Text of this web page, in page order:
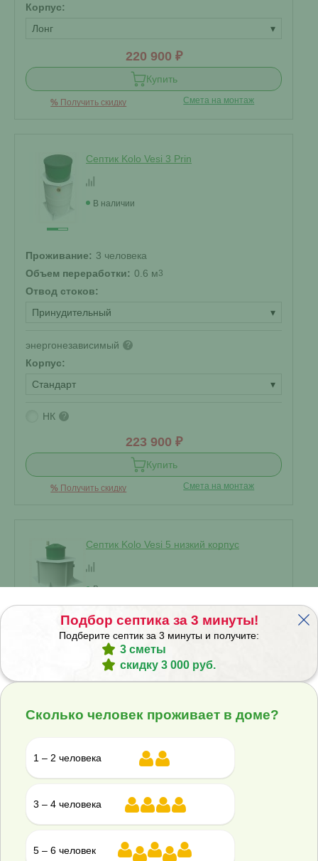
Корпус:
Лонг
▾
220 900 ₽
Купить
% Получить скидку Смета на монтаж
Септик Kolo Vesi 3 Prin
В наличии
Проживание: 3 человека
Объем переработки: 0.6 м3
Отвод стоков:
Принудительный
▾
энергонезависимый ?
Корпус:
Стандарт
▾
НК ?
223 900 ₽
Купить
% Получить скидку Смета на монтаж
Септик Kolo Vesi 5 низкий корпус
В наличии
Проживание: 5 человек
Объем переработки:
НК ?
224 900 ₽
Купить
Подбор септика за 3 минуты!
Подберите септик за 3 минуты и получите:
3 сметы
скидку 3 000 руб.
Сколько человек проживает в доме?
1 – 2 человека
3 – 4 человека
5 – 6 человек